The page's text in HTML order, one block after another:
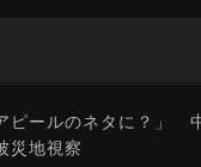
ピールのネタに？」
災地視察